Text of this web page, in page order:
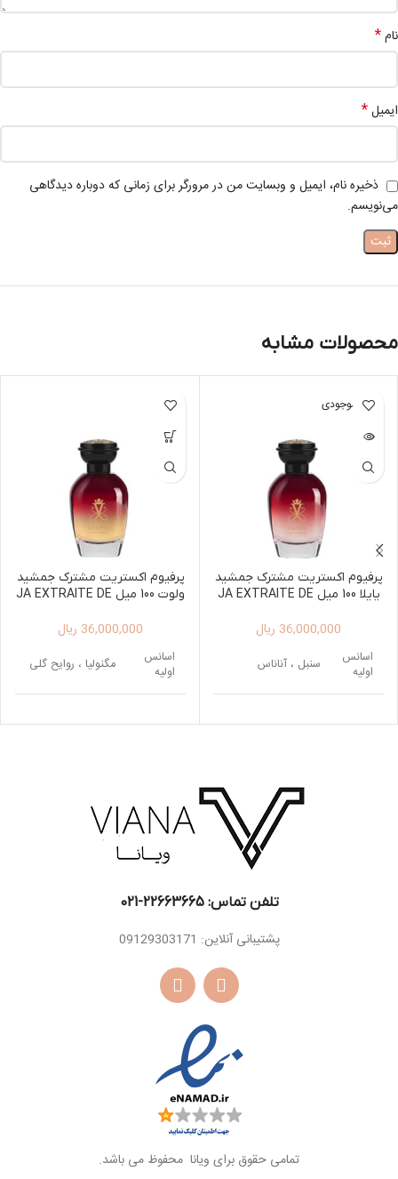
نام*
ایمیل*
ذخیره نام، ایمیل و وبسایت من در مرورگر برای زمانی که دوباره دیدگاهی
می‌نویسم.
محصولات مشابه
اتمام موجودی
پرفیوم اکستریت مشترک جمشید
یایلا 100 میل JA EXTRAITE DE
36,000,000 ریال
اسانس
اولیه
سنبل ، آناناس
میانی
صورتی
نعناع هندی ، خس
خس
پرفیوم اکستریت مشترک جمشید
ولوت 100 میل JA EXTRAITE DE
36,000,000 ریال
اسانس
اولیه
مگنولیا ، روایح گلی
میانی
دارچین
تلفن تماس: 22663665-021​
پشتیبانی آنلاین: 09129303171
تمامی حقوق برای ویانا محفوظ می باشد.